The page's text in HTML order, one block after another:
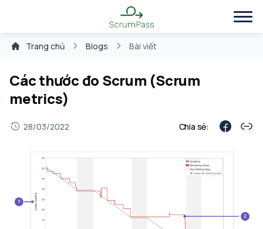
Trang chủ Blogs Bài viết
Các thước đo Scrum (Scrum
metrics)
28/03/2022 Chia sẻ: